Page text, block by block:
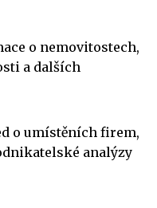
o nemovitostech,
a dalších
o umístěních firem,
analýzy